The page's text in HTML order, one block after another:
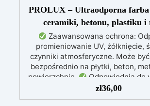
PROLUX – Ultraodporna farba
ceramiki, betonu, plastiku i
Zaawansowana ochrona:
promieniowanie UV, żółknięcie,
czynniki atmosferyczne. Może być
bezpośrednio na płytki, beton,
powierzchnie.
Odpowiednia do
intensywnie użytkowanych
formuła, idealna do środowisk
zł36,00